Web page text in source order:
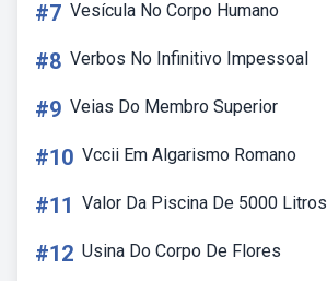
#7 Vesícula No Corpo Humano
#8 Verbos No Infinitivo Impessoal
#9 Veias Do Membro Superior
#10 Vccii Em Algarismo Romano
#11 Valor Da Piscina De 5000 Litros
#12 Usina Do Corpo De Flores